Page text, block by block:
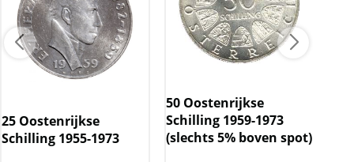
BTW
Dit product wordt onder de margeregel
verhandeld. Dit houdt in dat wij btw afdragen
over de marge die wij behalen op dit product.
De btw mag hierdoor door ons niet op de
25 Oostenrijkse
Schilling 1955-1973
50 Oostenrijkse
Schilling 1959-1973
(slechts 5% boven spot)